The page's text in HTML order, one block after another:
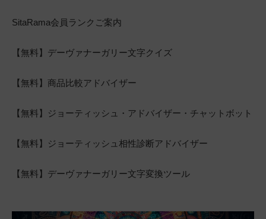
SitaRama会員ランクご案内
【無料】デーヴァナーガリー文字クイズ
【無料】商品比較アドバイザー
【無料】ジョーティッシュ・アドバイザー・チャットボット
【無料】ジョーティッシュ相性診断アドバイザー
【無料】デーヴァナーガリー文字変換ツール